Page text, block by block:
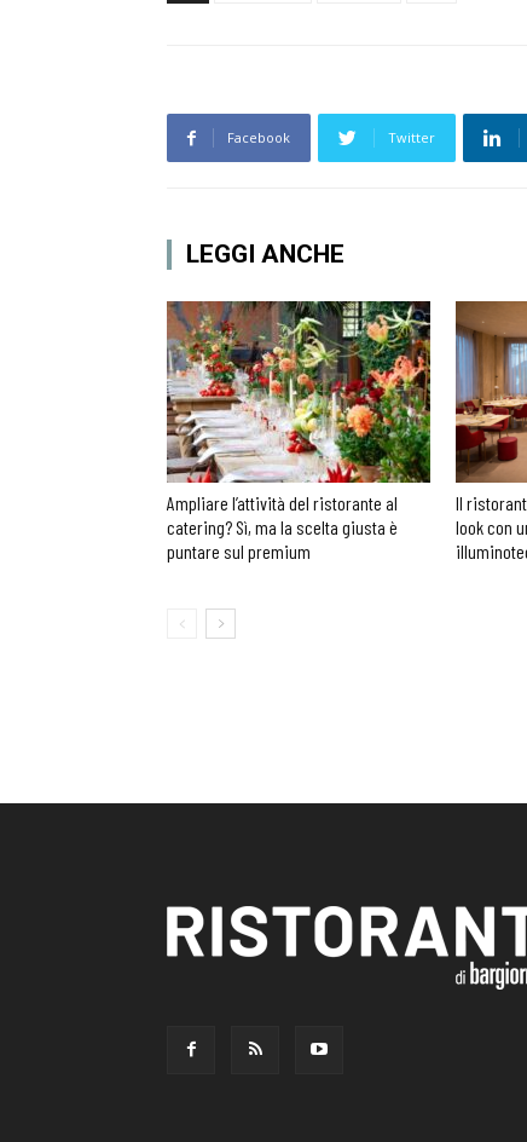
Facebook Twitter
LEGGI ANCHE
Ampliare l’attività del ristorante al
catering? Sì, ma la scelta giusta è
puntare sul premium
Il
look con